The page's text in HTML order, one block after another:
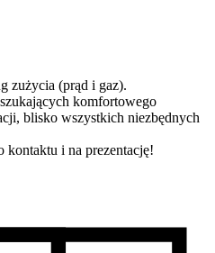
zużycia (prąd i gaz).
komfortowego
blisko wszystkich niezbędnych
kontaktu i na prezentację!